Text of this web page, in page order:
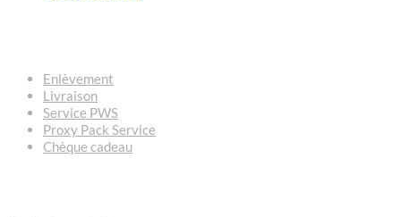
Enlèvement
Livraison
Service PWS
Proxy Pack Service
Chèque cadeau